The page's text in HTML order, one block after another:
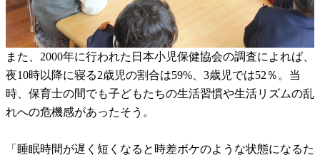
また、2000年に行われた日本小児保健協会の調査によれば、
夜10時以降に寝る2歳児の割合は59%、3歳児では52％。当
時、保育士の間でも子どもたちの生活習慣や生活リズムの乱
れへの危機感があったそう。
「睡眠時間が遅く短くなると時差ボケのような状態になるた